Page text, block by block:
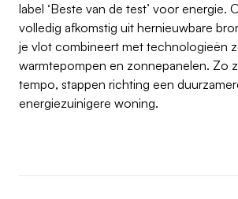
label ‘Beste van de test’ voor energie.
volledig afkomstig uit hernieuwbare
je vlot combineert met technologieën
warmtepompen en zonnepanelen. Zo
tempo, stappen richting een
energiezuinigere woning.